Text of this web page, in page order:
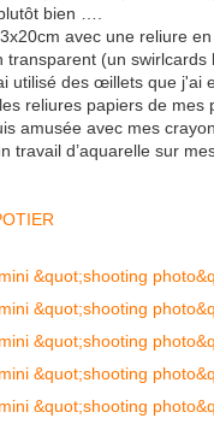
bien ….
avec une reliure
transparent (un swirlcards
utilisé des œillets que j'ai
reliures papiers de mes
amusée avec mes
travail d’aquarelle sur